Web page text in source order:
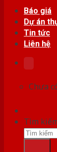
Báo giá
Dự án
Tin tức
Liên hệ
Chưa
Tìm